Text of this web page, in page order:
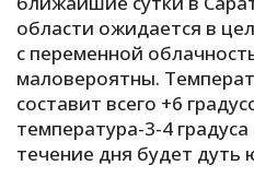
Б
В
области ожидается в
с переменной
маловероятны.
составит всего +6
температура-3-4
течение дня будет дуть